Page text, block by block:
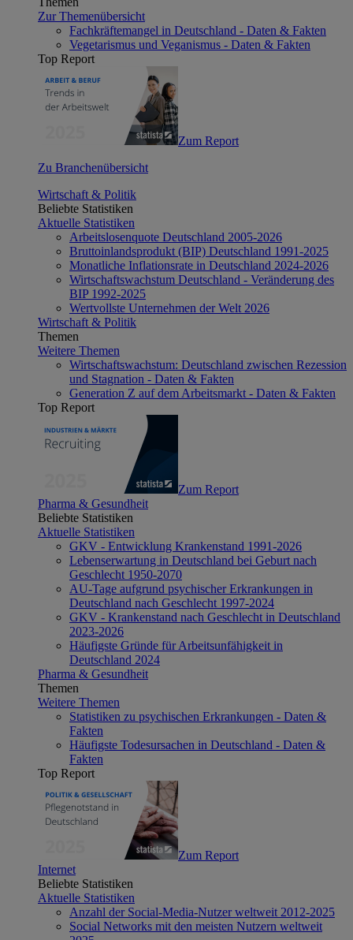
Zur Themenübersicht
Fachkräftemangel in Deutschland - Daten & Fakten
Vegetarismus und Veganismus - Daten & Fakten
Top Report
Zum Report
Zu Branchenübersicht
Wirtschaft & Politik
Beliebte Statistiken
Aktuelle Statistiken
Arbeitslosenquote Deutschland 2005-2026
Bruttoinlandsprodukt (BIP) Deutschland 1991-2025
Monatliche Inflationsrate in Deutschland 2024-2026
Wirtschaftswachstum Deutschland - Veränderung des
BIP 1992-2025
Wertvollste Unternehmen der Welt 2026
Wirtschaft & Politik
Themen
Weitere Themen
Wirtschaftswachstum: Deutschland zwischen Rezession
und Stagnation - Daten & Fakten
Generation Z auf dem Arbeitsmarkt - Daten & Fakten
Top Report
Zum Report
Pharma & Gesundheit
Beliebte Statistiken
Aktuelle Statistiken
GKV - Entwicklung Krankenstand 1991-2026
Lebenserwartung in Deutschland bei Geburt nach
Geschlecht 1950-2070
AU-Tage aufgrund psychischer Erkrankungen in
Deutschland nach Geschlecht 1997-2024
GKV - Krankenstand nach Geschlecht in Deutschland
2023-2026
Häufigste Gründe für Arbeitsunfähigkeit in
Deutschland 2024
Pharma & Gesundheit
Themen
Weitere Themen
Statistiken zu psychischen Erkrankungen - Daten &
Fakten
Häufigste Todesursachen in Deutschland - Daten &
Fakten
Top Report
Zum Report
Internet
Beliebte Statistiken
Aktuelle Statistiken
Anzahl der Social-Media-Nutzer weltweit 2012-2025
Social Networks mit den meisten Nutzern weltweit